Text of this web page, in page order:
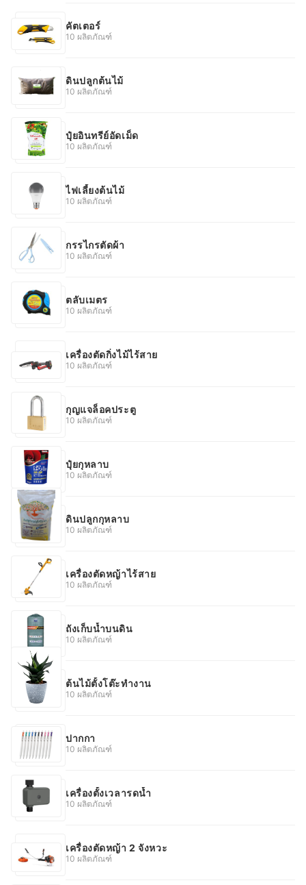
คัตเตอร์
10 ผลิตภัณฑ์
ดินปลูกต้นไม้
10 ผลิตภัณฑ์
ปุ๋ยอินทรีย์อัดเม็ด
10 ผลิตภัณฑ์
ไฟเลี้ยงต้นไม้
10 ผลิตภัณฑ์
กรรไกรตัดผ้า
10 ผลิตภัณฑ์
ตลับเมตร
10 ผลิตภัณฑ์
เครื่องตัดกิ่งไม้ไร้สาย
10 ผลิตภัณฑ์
กุญแจล็อคประตู
10 ผลิตภัณฑ์
ปุ๋ยกุหลาบ
10 ผลิตภัณฑ์
ดินปลูกกุหลาบ
10 ผลิตภัณฑ์
เครื่องตัดหญ้าไร้สาย
10 ผลิตภัณฑ์
ถังเก็บน้ำบนดิน
10 ผลิตภัณฑ์
ต้นไม้ตั้งโต๊ะทํางาน
10 ผลิตภัณฑ์
ปากกา
10 ผลิตภัณฑ์
เครื่องตั้งเวลารดน้ำ
10 ผลิตภัณฑ์
เครื่องตัดหญ้า 2 จังหวะ
10 ผลิตภัณฑ์